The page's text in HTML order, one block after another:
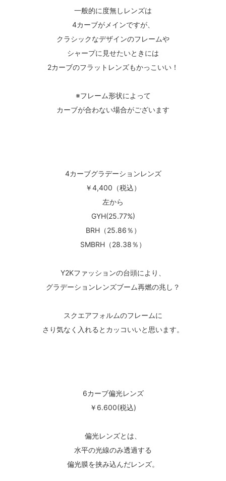
一般的に度無しレンズは
4カーブがメインですが、
クラシックなデザインのフレームや
シャープに見せたいときには
2カーブのフラットレンズもかっこいい！
※フレーム形状によって
カーブが合わない場合がございます
4カーブグラデーションレンズ
￥4,400（税込）
左から
GYH(25.77%)
BRH（25.86％）
SMBRH（28.38％）
Y2Kファッションの台頭により、
グラデーションレンズブーム再燃の兆し？
スクエアフォルムのフレームに
さり気なく入れるとカッコいいと思います。
6カーブ偏光レンズ
￥6.600(税込)
偏光レンズとは、
水平の光線のみ透過する
偏光膜を挟み込んだレンズ。